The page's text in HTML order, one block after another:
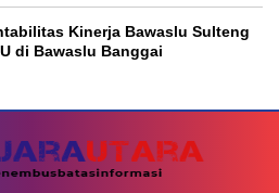
Kinerja Bawaslu Sulteng
di Bawaslu Banggai